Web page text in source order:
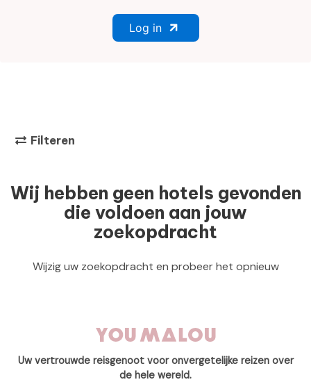
Log in
Filteren
Wij hebben geen hotels gevonden
die voldoen aan jouw
zoekopdracht
Wijzig uw zoekopdracht en probeer het opnieuw
Uw vertrouwde reisgenoot voor onvergetelijke reizen over
de hele wereld.